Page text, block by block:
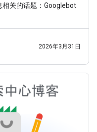
关的话题：Googlebot
2026年3月31日